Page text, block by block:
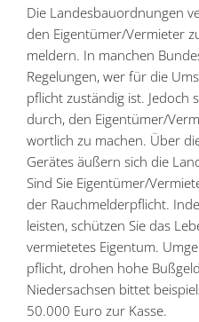
Die Landes­bau­ord­nungen
den Eigentümer/Vermieter
meldern. In manchen
Regelungen, wer für die
pflicht zuständig ist. Jedoch
durch, den Eigentümer/
wortlich zu machen. Über
Gerätes äußern sich die
Sind Sie Eigentümer/
der Rauch­mel­der­pflicht.
leisten, schützen Sie das
vermie­tetes Eigentum.
pflicht, drohen hohe
Nieder­sachsen bittet
50.000 Euro zur Kasse.